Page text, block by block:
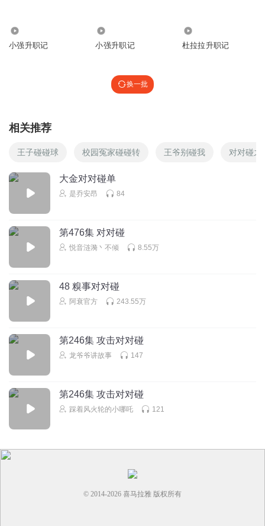
小强升职记 小强升职记 杜拉拉升职记
换一批
相关推荐
王子碰碰球 校园冤家碰碰转 王爷别碰我 对对碰之
大金对对碰单
是乔安昂 84
第476集 对对碰
悦音涟漪丶不倾 8.55万
48 糗事对对碰
阿衰官方 243.55万
第246集 攻击对对碰
龙爷爷讲故事 147
第246集 攻击对对碰
踩着风火轮的小哪吒 121
© 2014-2026 喜马拉雅 版权所有